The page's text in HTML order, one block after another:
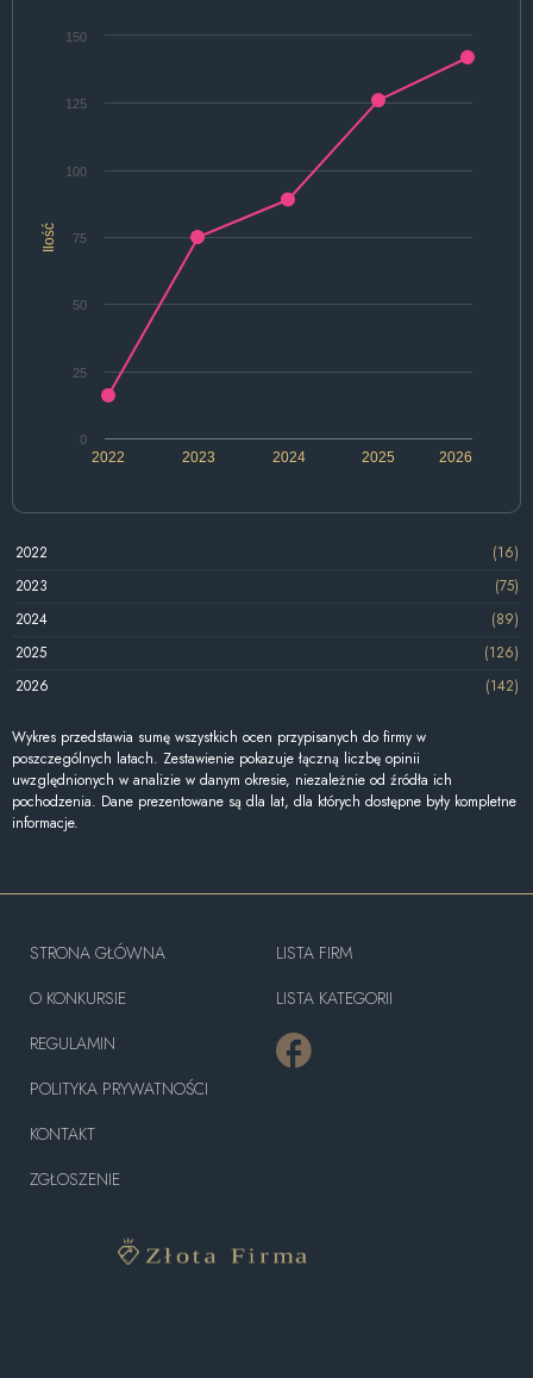
Ilość
2022 2024 2026
2023 2025
0
25
50
75
100
125
150
2022
(16)
2023
(75)
2024
(89)
2025
(126)
2026
(142)
Wykres przedstawia sumę wszystkich ocen przypisanych do firmy w
poszczególnych latach. Zestawienie pokazuje łączną liczbę opinii
uwzględnionych w analizie w danym okresie, niezależnie od źródła ich
pochodzenia. Dane prezentowane są dla lat, dla których dostępne były kompletne
informacje.
STRONA GŁÓWNA
O KONKURSIE
REGULAMIN
POLITYKA PRYWATNOŚCI
KONTAKT
ZGŁOSZENIE
LISTA FIRM
LISTA KATEGORII